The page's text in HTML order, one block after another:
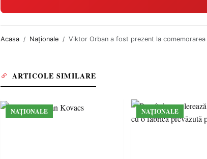
Acasa Naționale Viktor Orban a fost prezent la comemorarea
ARTICOLE SIMILARE
NAȚIONALE NAȚIONALE